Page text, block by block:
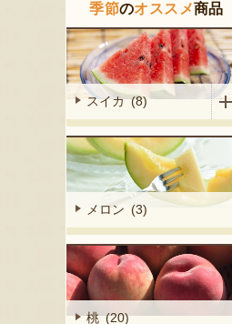
季節のオススメ商品
スイカ (8)
メロン (3)
桃 (20)